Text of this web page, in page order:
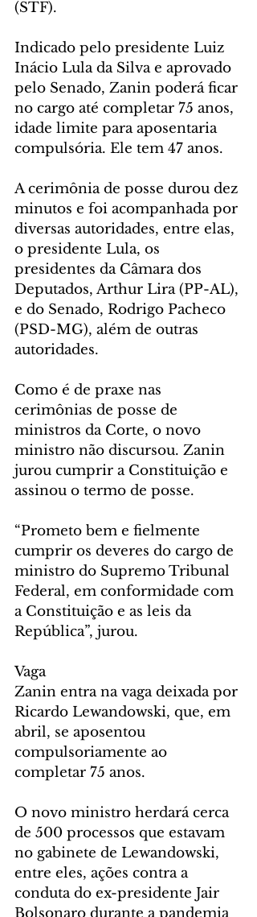
(STF).
Indicado pelo presidente Luiz
Inácio Lula da Silva e aprovado
pelo Senado, Zanin poderá ficar
no cargo até completar 75 anos,
idade limite para aposentaria
compulsória. Ele tem 47 anos.
A cerimônia de posse durou dez
minutos e foi acompanhada por
diversas autoridades, entre elas,
o presidente Lula, os
presidentes da Câmara dos
Deputados, Arthur Lira (PP-AL),
e do Senado, Rodrigo Pacheco
(PSD-MG), além de outras
autoridades.
Como é de praxe nas
cerimônias de posse de
ministros da Corte, o novo
ministro não discursou. Zanin
jurou cumprir a Constituição e
assinou o termo de posse.
“Prometo bem e fielmente
cumprir os deveres do cargo de
ministro do Supremo Tribunal
Federal, em conformidade com
a Constituição e as leis da
República”, jurou.
Vaga
Zanin entra na vaga deixada por
Ricardo Lewandowski, que, em
abril, se aposentou
compulsoriamente ao
completar 75 anos.
O novo ministro herdará cerca
de 500 processos que estavam
no gabinete de Lewandowski,
entre eles, ações contra a
conduta do ex-presidente Jair
Bolsonaro durante a pandemia